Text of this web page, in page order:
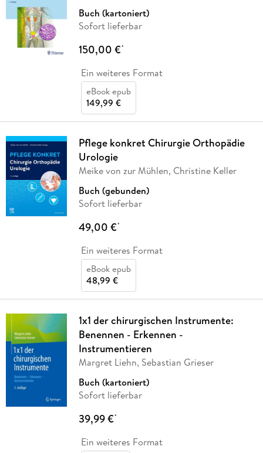
Buch (kartoniert)
Sofort lieferbar
150,00 €*
Ein weiteres Format
eBook epub
149,99 €
Pflege konkret Chirurgie Orthopädie
Urologie
Meike von zur Mühlen, Christine Keller
Buch (gebunden)
Sofort lieferbar
49,00 €*
Ein weiteres Format
eBook epub
48,99 €
1x1 der chirurgischen Instrumente:
Benennen - Erkennen -
Instrumentieren
Margret Liehn, Sebastian Grieser
Buch (kartoniert)
Sofort lieferbar
39,99 €*
Ein weiteres Format